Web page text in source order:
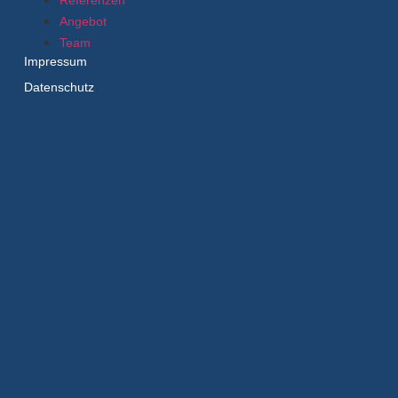
Angebot
Team
Impressum
Datenschutz